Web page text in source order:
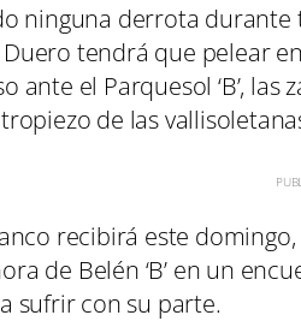
ninguna derrota
Duero tendrá que pelear
ante el Parquesol ‘B’,
de las
recibirá este
de Belén ‘B’ en un
sufrir con su parte.